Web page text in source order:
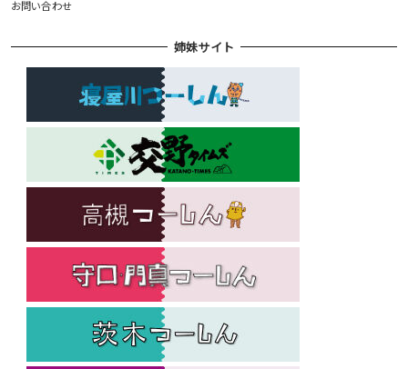
お問い合わせ
姉妹サイト